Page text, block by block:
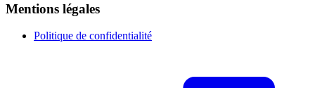
Mentions légales
Politique de confidentialité